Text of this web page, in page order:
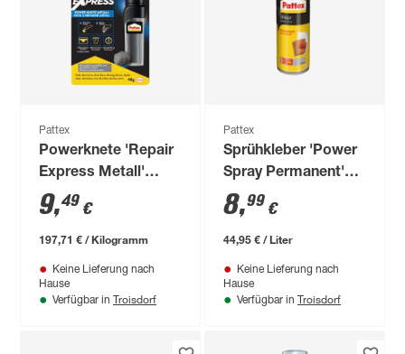
Pattex
Powerknete 'Repair
Express Metall'
metallfarben 48 g
9,49 €
197,71 € / Kilogramm
Keine Lieferung nach
Hause
Verfügbar in Troisdorf
Pattex
Sprühkleber 'Power
Spray Permanent'
transparent 200 ml
8,99 €
44,95 € / Liter
Keine Lieferung nach
Hause
Verfügbar in Troisdorf